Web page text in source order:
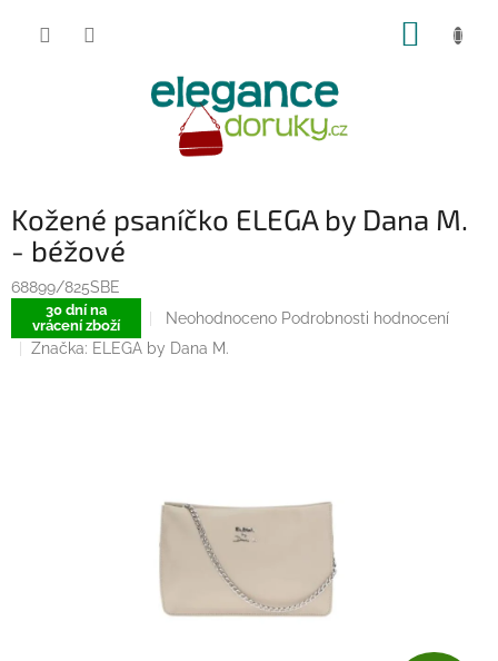
Kožené psaníčko ELEGA by Dana M.
- béžové
68899/825SBE
30 dní na
vrácení zboží
Průměrné
hodnocení
produktu
Neohodnoceno Podrobnosti hodnocení
Značka: ELEGA by Dana M.